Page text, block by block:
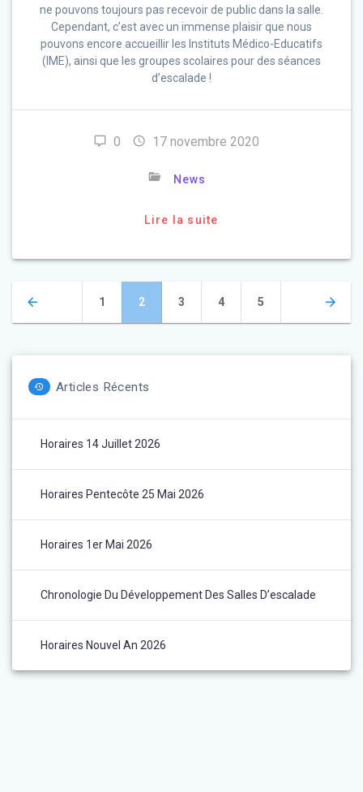
ne pouvons toujours pas recevoir de public dans la salle.
Cependant, c’est avec un immense plaisir que nous
pouvons encore accueillir les Instituts Médico-Educatifs
(IME), ainsi que les groupes scolaires pour des séances
d’escalade !
0 17 novembre 2020
News
Lire la suite
Navigation
des
articles
Page
1 Page
2 Page
3 Page
4 Page
5
Articles Récents
Horaires 14 Juillet 2026
Horaires Pentecôte 25 Mai 2026
Horaires 1er Mai 2026
Chronologie Du Développement Des Salles D’escalade
Horaires Nouvel An 2026